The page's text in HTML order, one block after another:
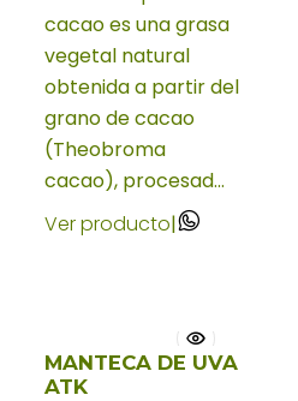
cacao es una grasa
vegetal natural
obtenida a partir del
grano de cacao
(Theobroma
cacao), procesad...
Ver producto|
MANTECA DE UVA
ATK